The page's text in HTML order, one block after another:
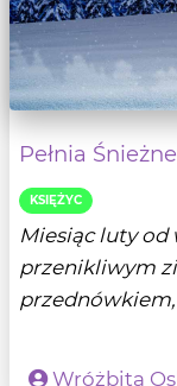
Pełnia
KSIĘŻYC
Miesiąc luty od
przenikliwym
przednówkiem,
Wróżbita